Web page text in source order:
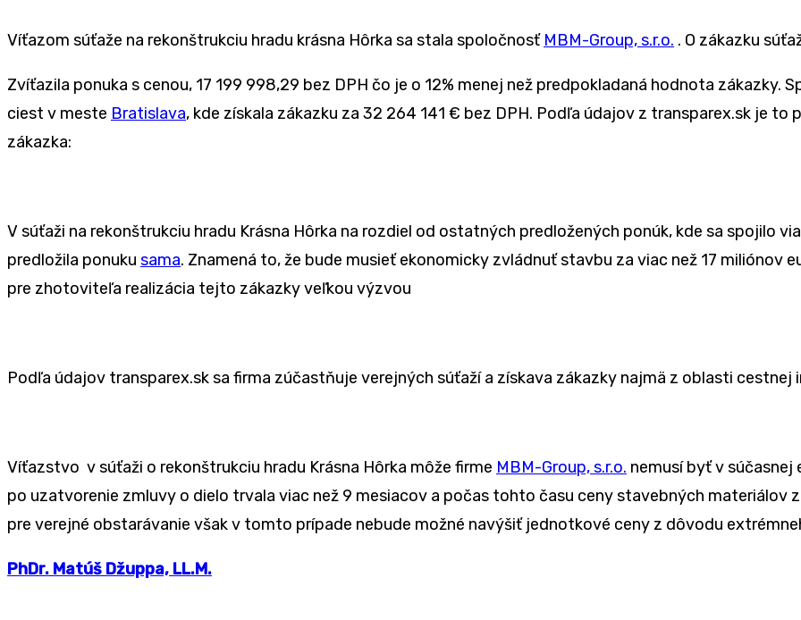
Víťazom súťaže na rekonštrukciu hradu krásna Hôrka sa stala spoločnosť MBM-Group, s.r.o. . O zákazku
Zvíťazila ponuka s cenou, 17 199 998,29 bez DPH čo je o 12% menej než predpokladaná hodnota zákazky.
ciest v meste Bratislava, kde získala zákazku za 32 264 141 € bez DPH. Podľa údajov z transparex.sk je
zákazka:
V súťaži na rekonštrukciu hradu Krásna Hôrka na rozdiel od ostatných predložených ponúk, kde sa spojilo
predložila ponuku sama. Znamená to, že bude musieť ekonomicky zvládnuť stavbu za viac než 17 miliónov
pre zhotoviteľa realizácia tejto zákazky veľkou výzvou
Podľa údajov transparex.sk sa firma zúčastňuje verejných súťaží a získava zákazky najmä z oblasti
Víťazstvo v súťaži o rekonštrukciu hradu Krásna Hôrka môže firme MBM-Group, s.r.o. nemusí byť v súčasnej
po uzatvorenie zmluvy o dielo trvala viac než 9 mesiacov a počas tohto času ceny stavebných materiálov
pre verejné obstarávanie však v tomto prípade nebude možné navýšiť jednotkové ceny z dôvodu
PhDr. Matúš Džuppa, LL.M.